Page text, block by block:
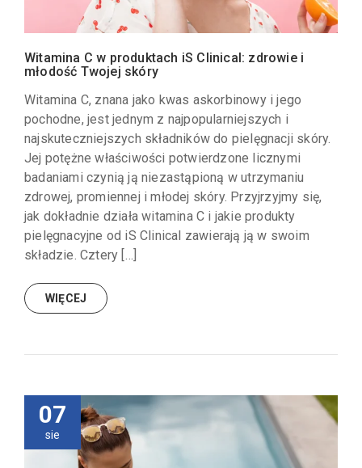
Witamina C w produktach iS Clinical: zdrowie i
młodość Twojej skóry
Witamina C, znana jako kwas askorbinowy i jego
pochodne, jest jednym z najpopularniejszych i
najskuteczniejszych składników do pielęgnacji skóry.
Jej potężne właściwości potwierdzone licznymi
badaniami czynią ją niezastąpioną w utrzymaniu
zdrowej, promiennej i młodej skóry. Przyjrzyjmy się,
jak dokładnie działa witamina C i jakie produkty
pielęgnacyjne od iS Clinical zawierają ją w swoim
składzie. Cztery […]
WIĘCEJ
07
sie